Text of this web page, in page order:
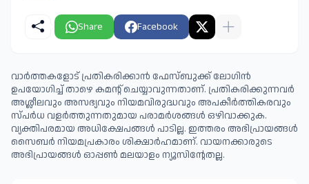
Share Facebook
വാർത്തകളോട് പ്രതികരിക്കാൻ ഫേസ്ബുക്ക് ലോഗിൻ
ഉപയോഗിച്ച് താഴെ കമന്റ് ചെയ്യാവുന്നതാണ്. പ്രതികരിക്കുന്നവര്‍
അശ്ലീലവും അസഭ്യവും നിയമവിരുദ്ധവും അപകീര്‍ത്തികരവും
സ്പര്‍ധ വളര്‍ത്തുന്നതുമായ പരാമര്‍ശങ്ങള്‍ ഒഴിവാക്കുക.
വ്യക്തിപരമായ അധിക്ഷേപങ്ങള്‍ പാടില്ല. ഇത്തരം അഭിപ്രായങ്ങള്‍
സൈബര്‍ നിയമപ്രകാരം ശിക്ഷാര്‍ഹമാണ്. വായനക്കാരുടെ
അഭിപ്രായങ്ങള്‍ ഓപ്പൺ മലയാളം ന്യൂസിന്റേതല്ല.